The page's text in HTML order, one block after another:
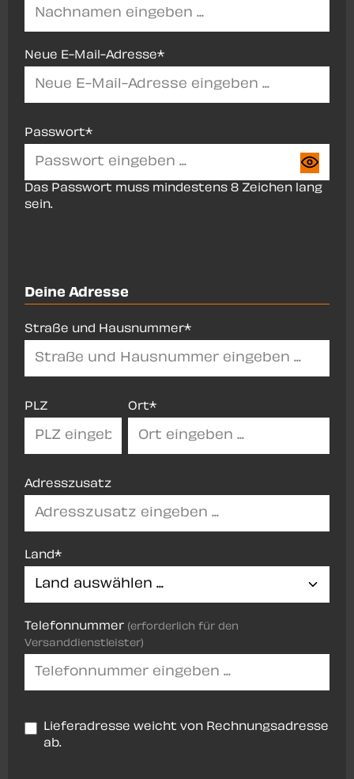
Neue E-Mail-Adresse*
Passwort*
Das Passwort muss mindestens 8 Zeichen lang
sein.
Deine Adresse
Straße und Hausnummer*
PLZ Ort*
Adresszusatz
Land*
Telefonnummer (erforderlich für den
Versanddienstleister)
Lieferadresse weicht von Rechnungsadresse
ab.